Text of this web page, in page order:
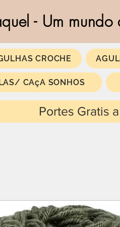
- Um
CROCHE
CAçA SONHOS
a partir